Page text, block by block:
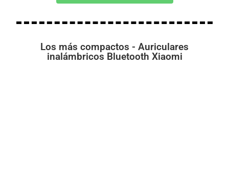
Los más compactos - Auriculares
inalámbricos Bluetooth Xiaomi